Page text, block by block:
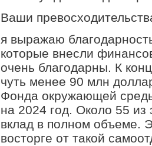
Ваши
я выражаю
которые внесли
очень благодарны. К
чуть менее 90 млн
Фонда окружающей
на 2024 год. Около 55 из
вклад в полном объеме.
восторге от такой